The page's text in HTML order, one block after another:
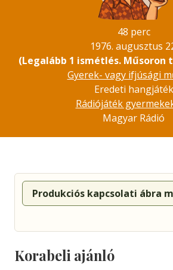
48 perc
1976. augusztus
(Legalább 1 ismétlés. Műsoron
Gyerek- vagy ifjúsági
Eredeti hangjáték
Rádiójáték
Magyar Rádió
Produkciós kapcsolati ábra
Korabeli ajánló